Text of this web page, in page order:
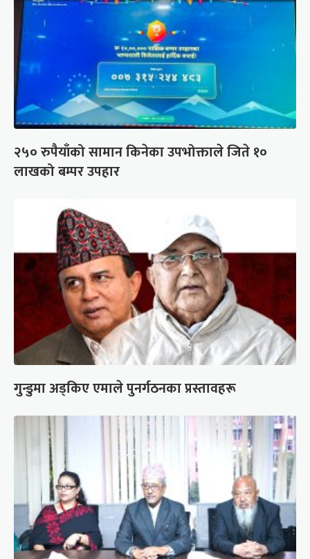
२५० रुपैयाँको सामान किनेका उपभोक्ताले जिते १०
लाखको बम्पर उपहार
गुन्डुमा अड्किए एमाले पुनर्गठनका प्रस्तावहरू